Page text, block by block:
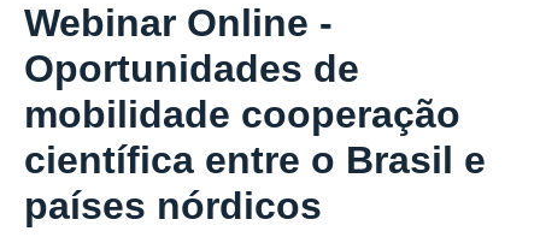
Webinar Online -
Oportunidades de
mobilidade cooperação
científica entre o Brasil e
países nórdicos